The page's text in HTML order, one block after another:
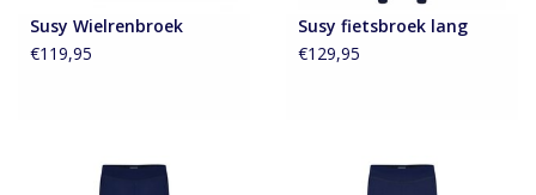
Susy Wielrenbroek
€119,95
Susy fietsbroek lang
€129,95